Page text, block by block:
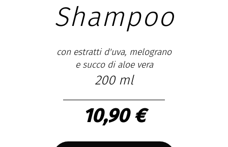
Shampoo
con estratti d'uva, melograno
e succo di aloe vera
200 ml
10,90 €